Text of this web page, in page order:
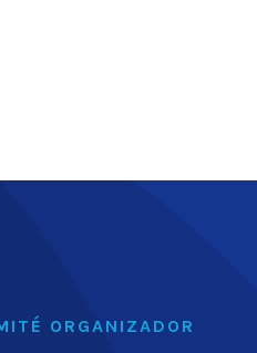
ORGANIZADOR